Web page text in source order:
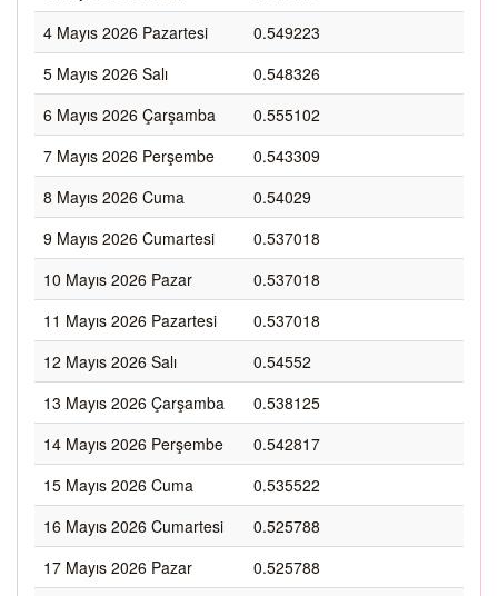
4 Mayıs 2026 Pazartesi
0.549223
5 Mayıs 2026 Salı
0.548326
6 Mayıs 2026 Çarşamba
0.555102
7 Mayıs 2026 Perşembe
0.543309
8 Mayıs 2026 Cuma
0.54029
9 Mayıs 2026 Cumartesi
0.537018
10 Mayıs 2026 Pazar
0.537018
11 Mayıs 2026 Pazartesi
0.537018
12 Mayıs 2026 Salı
0.54552
13 Mayıs 2026 Çarşamba
0.538125
14 Mayıs 2026 Perşembe
0.542817
15 Mayıs 2026 Cuma
0.535522
16 Mayıs 2026 Cumartesi
0.525788
17 Mayıs 2026 Pazar
0.525788